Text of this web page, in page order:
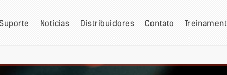
Notícias Distribuidores Contato